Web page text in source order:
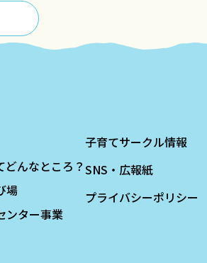
んなところ？
場
ンター事業
子育てサークル情報
SNS・広報紙
プライバシーポリシー